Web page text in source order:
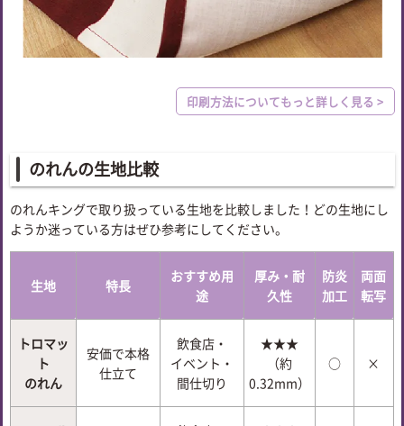
印刷方法についてもっと詳しく見る >
のれんの生地比較
のれんキングで取り扱っている生地を比較しました！どの生地にし
ようか迷っている方はぜひ参考にしてください。
生地 特長
おすすめ用
途
厚み・耐
久性
防炎
加工
両面
転写
トロマッ
ト
のれん
安価で本格
仕立て
飲食店・
イベント・
間仕切り
★★★
（約
0.32mm）
○ ×